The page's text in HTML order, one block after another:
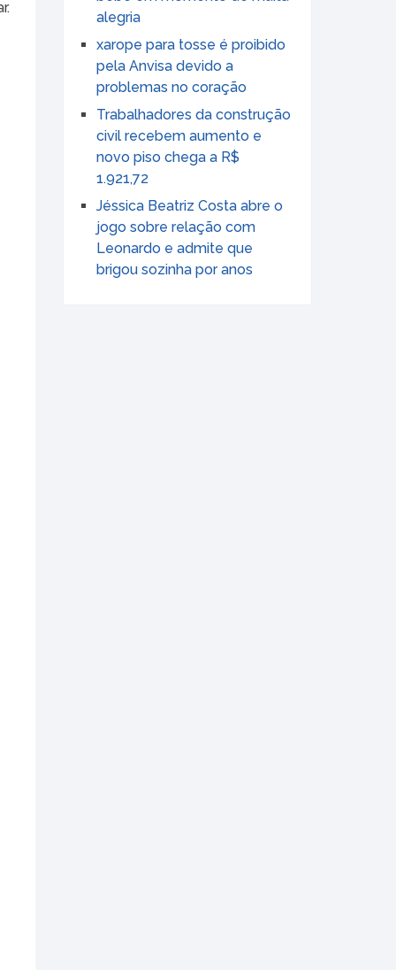
alegria
xarope para tosse é proibido
pela Anvisa devido a
problemas no coração
Trabalhadores da construção
civil recebem aumento e
novo piso chega a R$
1.921,72
Jéssica Beatriz Costa abre o
jogo sobre relação com
Leonardo e admite que
brigou sozinha por anos